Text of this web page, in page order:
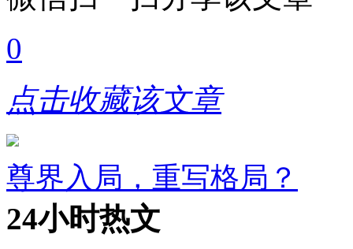
0
点击收藏该文章
尊界入局，重写格局？
24小时热文